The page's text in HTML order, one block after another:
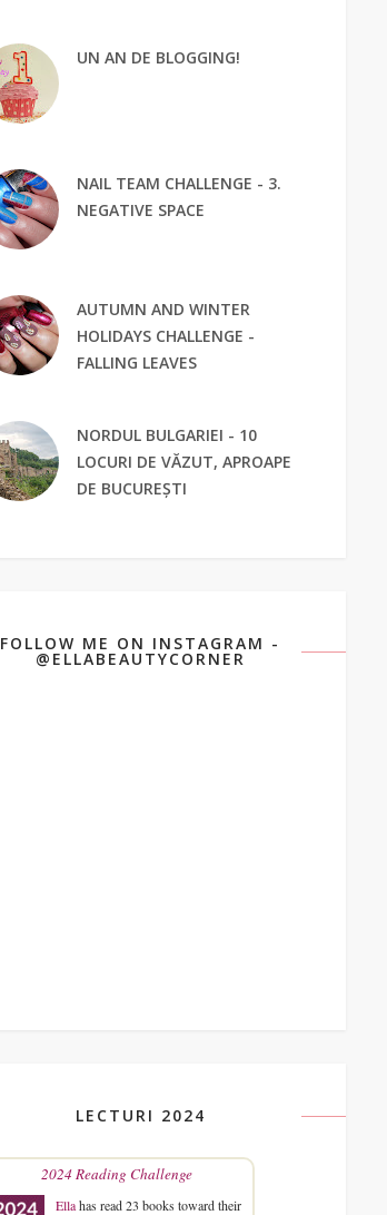
UN AN DE BLOGGING!
NAIL TEAM CHALLENGE - 3.
NEGATIVE SPACE
AUTUMN AND WINTER
HOLIDAYS CHALLENGE -
FALLING LEAVES
NORDUL BULGARIEI - 10
LOCURI DE VĂZUT, APROAPE
DE BUCUREȘTI
FOLLOW ME ON INSTAGRAM -
@ELLABEAUTYCORNER
LECTURI 2024
2024 Reading Challenge
Ellahas read 23 books toward their